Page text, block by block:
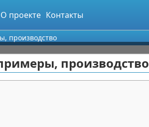
О проекте Контакты
производство
производство